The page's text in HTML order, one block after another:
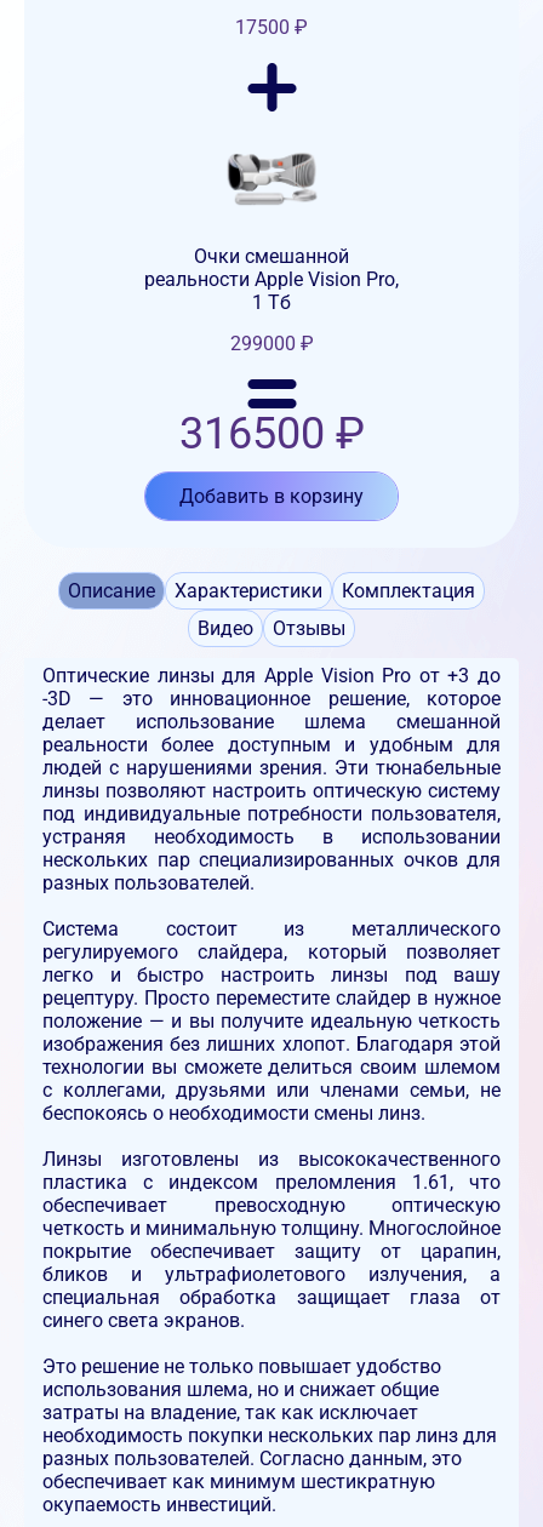
17500 ₽
Очки смешанной
реальности Apple Vision Pro,
1 Тб
299000 ₽
316500 ₽
Добавить в корзину
Описание Характеристики
Комплектация
Видео
Отзывы
Оптические линзы для Apple Vision Pro от +3 до
-3D — это инновационное решение, которое
делает использование шлема смешанной
реальности более доступным и удобным для
людей с нарушениями зрения. Эти тюнабельные
линзы позволяют настроить оптическую систему
под индивидуальные потребности пользователя,
устраняя необходимость в использовании
нескольких пар специализированных очков для
разных пользователей.
Система состоит из металлического
регулируемого слайдера, который позволяет
легко и быстро настроить линзы под вашу
рецептуру. Просто переместите слайдер в нужное
положение — и вы получите идеальную четкость
изображения без лишних хлопот. Благодаря этой
технологии вы сможете делиться своим шлемом
с коллегами, друзьями или членами семьи, не
беспокоясь о необходимости смены линз.
Линзы изготовлены из высококачественного
пластика с индексом преломления 1.61, что
обеспечивает превосходную оптическую
четкость и минимальную толщину. Многослойное
покрытие обеспечивает защиту от царапин,
бликов и ультрафиолетового излучения, а
специальная обработка защищает глаза от
синего света экранов.
Это решение не только повышает удобство
использования шлема, но и снижает общие
затраты на владение, так как исключает
необходимость покупки нескольких пар линз для
разных пользователей. Согласно данным, это
обеспечивает как минимум шестикратную
окупаемость инвестиций.